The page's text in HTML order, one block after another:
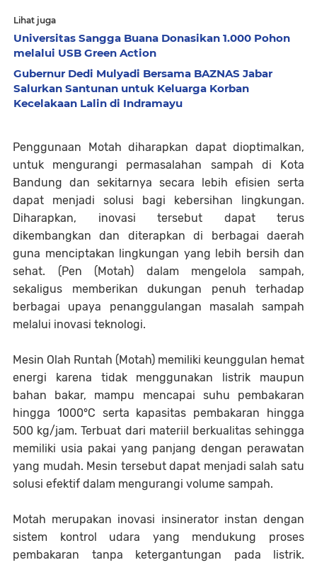
Lihat juga
Universitas Sangga Buana Donasikan 1.000 Pohon
melalui USB Green Action
Gubernur Dedi Mulyadi Bersama BAZNAS Jabar
Salurkan Santunan untuk Keluarga Korban
Kecelakaan Lalin di Indramayu
Penggunaan Motah diharapkan dapat dioptimalkan,
untuk mengurangi permasalahan sampah di Kota
Bandung dan sekitarnya secara lebih efisien serta
dapat menjadi solusi bagi kebersihan lingkungan.
Diharapkan, inovasi tersebut dapat terus
dikembangkan dan diterapkan di berbagai daerah
guna menciptakan lingkungan yang lebih bersih dan
sehat. (Pen (Motah) dalam mengelola sampah,
sekaligus memberikan dukungan penuh terhadap
berbagai upaya penanggulangan masalah sampah
melalui inovasi teknologi.
Mesin Olah Runtah (Motah) memiliki keunggulan hemat
energi karena tidak menggunakan listrik maupun
bahan bakar, mampu mencapai suhu pembakaran
hingga 1000°C serta kapasitas pembakaran hingga
500 kg/jam. Terbuat dari materiil berkualitas sehingga
memiliki usia pakai yang panjang dengan perawatan
yang mudah. Mesin tersebut dapat menjadi salah satu
solusi efektif dalam mengurangi volume sampah.
Motah merupakan inovasi insinerator instan dengan
sistem kontrol udara yang mendukung proses
pembakaran tanpa ketergantungan pada listrik.